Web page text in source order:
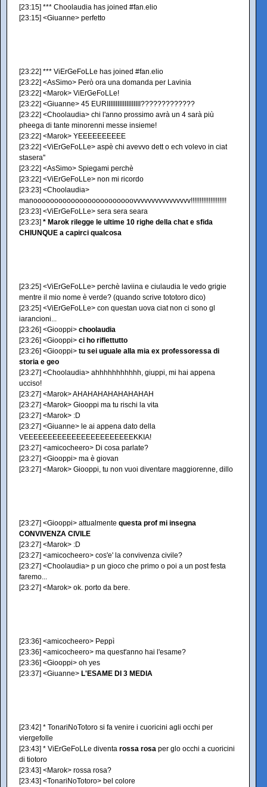
[23:15] *** Choolaudia has joined #fan.elio
[23:15] <Giuanne> perfetto
[23:22] *** ViErGeFoLLe has joined #fan.elio
[23:22] <AsSimo> Però ora una domanda per Lavinia
[23:22] <Marok> ViErGeFoLLe!
[23:22] <Giuanne> 45 EURIIIIIIIIIIIIIIIIIII?????????????
[23:22] <Choolaudia> chi l'anno prossimo avrà un 4 sarà più
pheega di tante minorenni messe insieme!
[23:22] <Marok> YEEEEEEEEEE
[23:22] <ViErGeFoLLe> aspè chi avevvo dett o ech volevo in ciat
stasera''
[23:22] <AsSimo> Spiegami perchè
[23:22] <ViErGeFoLLe> non mi ricordo
[23:23] <Choolaudia>
manoooooooooooooooooooooooovvvvvvvvvvvvvvvv!!!!!!!!!!!!!!!!!!!!
[23:23] <ViErGeFoLLe> sera sera seara
[23:23] * Marok rilegge le ultime 10 righe della chat e sfida
CHIUNQUE a capirci qualcosa
[23:25] <ViErGeFoLLe> perchè laviina e ciulaudia le vedo grigie
mentre il mio nome è verde? (quando scrive tototoro dico)
[23:25] <ViErGeFoLLe> con questan uova ciat non ci sono gl
iarancioni...
[23:26] <Giooppi> choolaudia
[23:26] <Giooppi> ci ho riflettutto
[23:26] <Giooppi> tu sei uguale alla mia ex professoressa di
storia e geo
[23:27] <Choolaudia> ahhhhhhhhhhh, giuppi, mi hai appena
ucciso!
[23:27] <Marok> AHAHAHAHAHAHAHAH
[23:27] <Marok> Giooppi ma tu rischi la vita
[23:27] <Marok> :D
[23:27] <Giuanne> le ai appena dato della
VEEEEEEEEEEEEEEEEEEEEEEEKKIA!
[23:27] <amicocheero> Di cosa parlate?
[23:27] <Giooppi> ma è giovan
[23:27] <Marok> Giooppi, tu non vuoi diventare maggiorenne, dillo
[23:27] <Giooppi> attualmente questa prof mi insegna
CONVIVENZA CIVILE
[23:27] <Marok> :D
[23:27] <amicocheero> cos'e' la convivenza civile?
[23:27] <Choolaudia> p un gioco che primo o poi a un post festa
faremo...
[23:27] <Marok> ok. porto da bere.
[23:36] <amicocheero> Peppì
[23:36] <amicocheero> ma quest'anno hai l'esame?
[23:36] <Giooppi> oh yes
[23:37] <Giuanne> L'ESAME DI 3 MEDIA
[23:42] * TonariNoTotoro si fa venire i cuoricini agli occhi per
viergefolle
[23:43] * ViErGeFoLLe diventa rossa rosa per glo occhi a cuoricini
di tiotoro
[23:43] <Marok> rossa rosa?
[23:43] <TonariNoTotoro> bel colore